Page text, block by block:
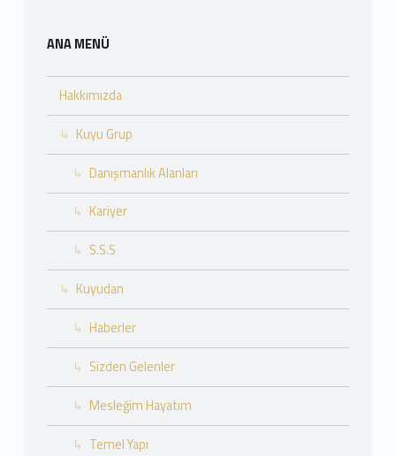
ANA MENÜ
Hakkımızda
Kuyu Grup
Danışmanlık Alanları
Kariyer
S.S.S
Kuyudan
Haberler
Sizden Gelenler
Mesleğim Hayatım
Temel Yapı